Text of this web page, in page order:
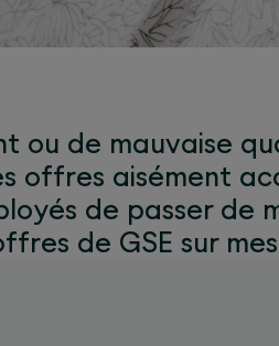
ou de mauvaise
offres aisément
de passer de
de GSE sur